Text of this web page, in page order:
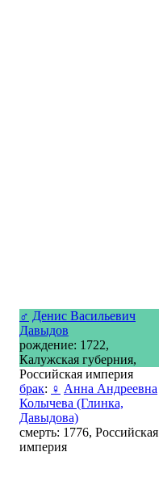
♂ Денис Васильевич
Давыдов
рождение: 1722,
Калужская губерния,
Российская империя
брак: ♀ Анна Андреевна
Колычева (Глинка,
Давыдова)
смерть: 1776, Российская
империя